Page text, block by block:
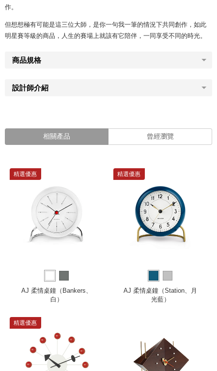
作。
但想想極有可能是這三位大師，是你一句我一筆的情況下共同創作，如此
明星賽等級的商品，人生的賽場上就該有它陪伴，一同享受不同的時光。
商品規格
設計師介紹
相關產品 曾經瀏覽
精選優惠
AJ 柔情桌鐘（Bankers、
白）
精選優惠
AJ 柔情桌鐘（Station、月
光藍）
精選優惠